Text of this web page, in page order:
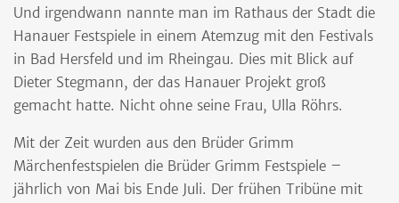
Und irgendwann nannte man im Rathaus der Stadt die
Hanauer Festspiele in einem Atemzug mit den Festivals
in Bad Hersfeld und im Rheingau. Dies mit Blick auf
Dieter Stegmann, der das Hanauer Projekt groß
gemacht hatte. Nicht ohne seine Frau, Ulla Röhrs.
Mit der Zeit wurden aus den Brüder Grimm
Märchenfestspielen die Brüder Grimm Festspiele –
jährlich von Mai bis Ende Juli. Der frühen Tribüne mit